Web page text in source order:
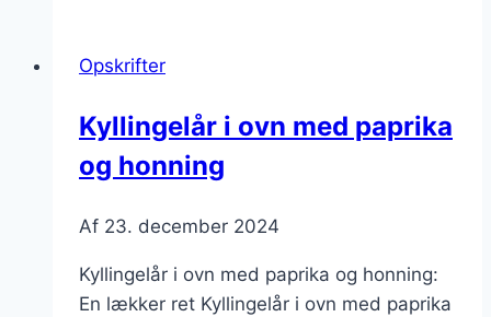
balsamico
Opskrifter
Kyllingelår i ovn med paprika
og honning
Af 23. december 2024
Kyllingelår i ovn med paprika og honning:
En lækker ret Kyllingelår i ovn med paprika